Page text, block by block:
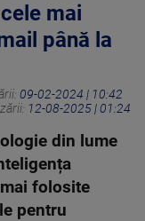
mai
până la
09-02-2024 | 10:42
12-08-2025 | 01:24
din lume
folosite
pentru